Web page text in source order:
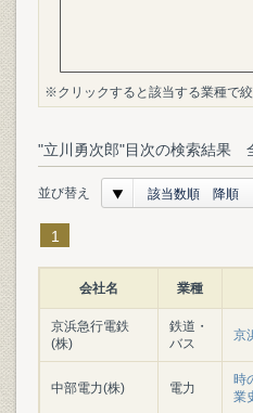
※クリックすると該当する業種で絞
"立川勇次郎"目次の検索結果
並び替え 該当数順 降順
1
会社名 業種
京浜急行電鉄
(株)
鉄道・
バス
京
中部電力(株) 電力
時
業